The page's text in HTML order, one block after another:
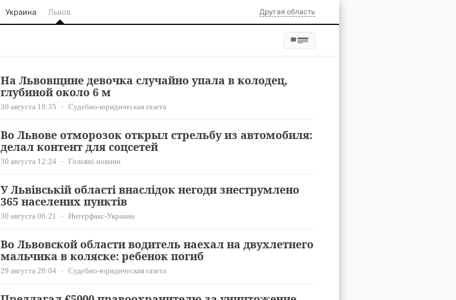
Украина Львов Другая область
На Львовщине девочка случайно упала в колодец,
глубиной около 6 м
30 августа 19:35 Судебно-юридическая газета
Во Львове отморозок открыл стрельбу из автомобиля:
делал контент для соцсетей
30 августа 12:24 Головні новини
У Львівській області внаслідок негоди знеструмлено
365 населених пунктів
30 августа 06:21 Интерфакс-Украина
Во Львовской области водитель наехал на двухлетнего
мальчика в коляске: ребенок погиб
29 августа 20:04 Судебно-юридическая газета